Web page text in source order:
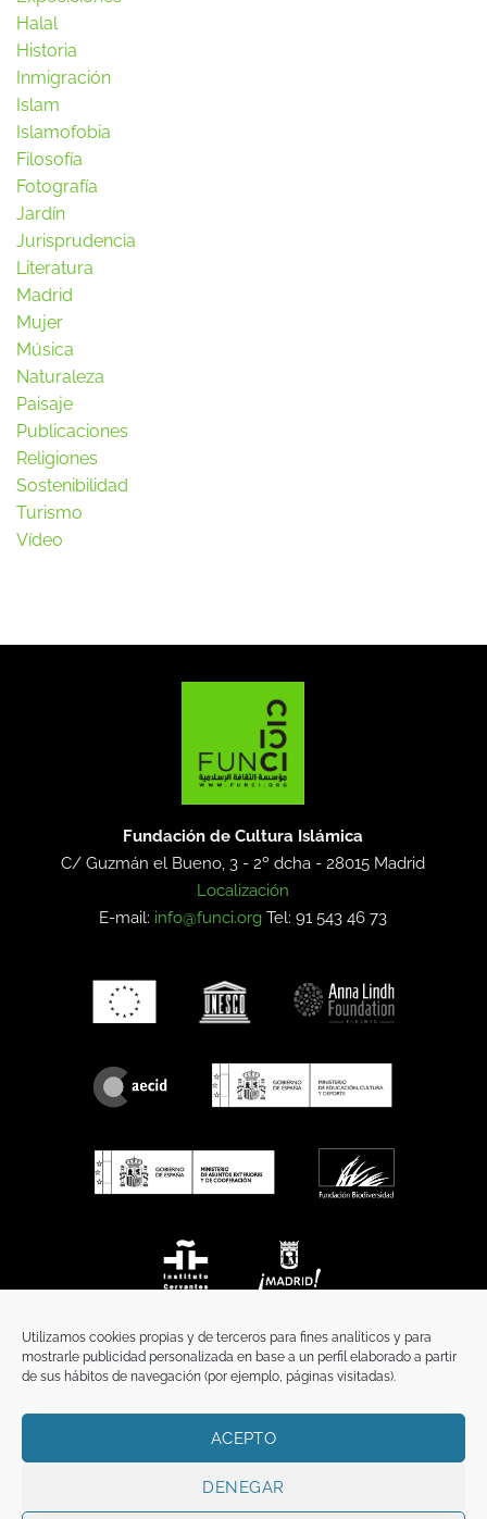
Utilizamos cookies propias y de terceros para fines analíticos y para
mostrarle publicidad personalizada en base a un perfil elaborado a partir
de sus hábitos de navegación (por ejemplo, páginas visitadas).
ACEPTO
DENEGAR
Halal
Historia
Inmigración
Islam
Islamofobia
Filosofía
Fotografía
Jardín
Jurisprudencia
Literatura
Madrid
Mujer
Música
Naturaleza
Paisaje
Publicaciones
Religiones
Sostenibilidad
Turismo
Vídeo
Fundación de Cultura Islámica
C/ Guzmán el Bueno, 3 - 2º dcha -28015 Madrid
Localización
E-mail: info@funci.org Tel: 91 543 46 73
TÉRMINOS Y CONDICIONES
Copyright 2026 ©FunciFUNCI es titular de los derechos de propiedad